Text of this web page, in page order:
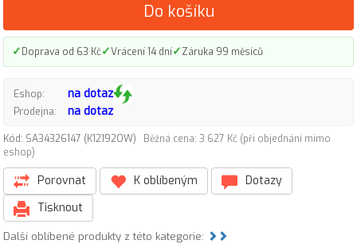
Do košíku
✓Doprava od 63 Kč✓Vrácení 14 dní✓Záruka 99 měsíců
Eshop: na dotaz
Prodejna: na dotaz
Kód: SA34326147 (K12192OW)
Běžná cena: 3 627 Kč (při objednání mimo
eshop)
Porovnat K oblíbeným
Dotazy
Tisknout
Další oblíbené produkty z této kategorie: